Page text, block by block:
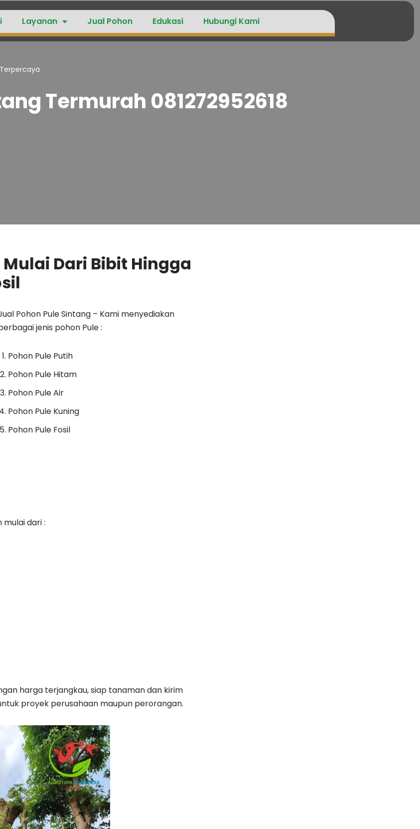
Layanan Jual Pohon Edukasi Hubungi Kami
Termurah 081272952618
Dari Bibit Hingga
Pohon Pule Sintang – Kami menyediakan
jenis pohon Pule :
Pohon Pule Putih
Pohon Pule Hitam
Pohon Pule Air
Pohon Pule Kuning
Pohon Pule Fosil
mulai dari :
harga terjangkau, siap tanaman dan kirim
proyek perusahaan maupun perorangan.